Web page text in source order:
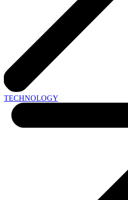
TECHNOLOGY